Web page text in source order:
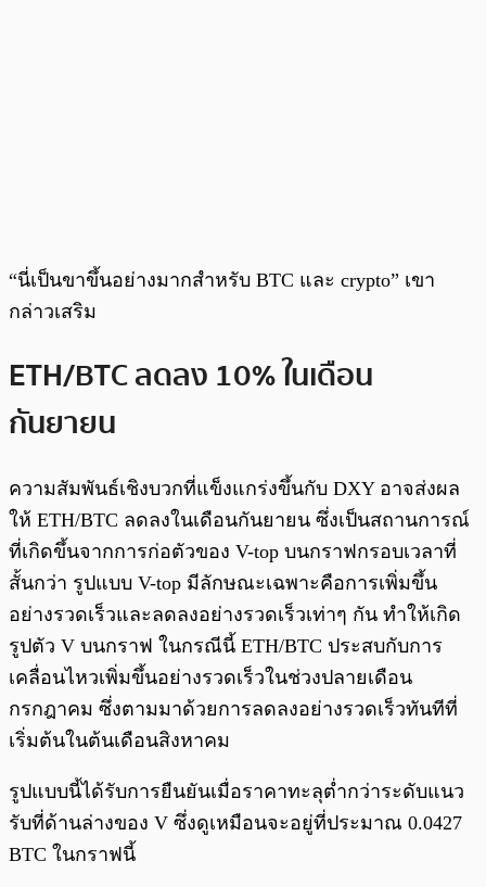
“นี่เป็นขาขึ้นอย่างมากสำหรับ BTC และ crypto” เขา
กล่าวเสริม
ETH/BTC ลดลง 10% ในเดือน
กันยายน
ความสัมพันธ์เชิงบวกที่แข็งแกร่งขึ้นกับ DXY อาจส่งผล
ให้ ETH/BTC ลดลงในเดือนกันยายน ซึ่งเป็นสถานการณ์
ที่เกิดขึ้นจากการก่อตัวของ V-top บนกราฟกรอบเวลาที่
สั้นกว่า รูปแบบ V-top มีลักษณะเฉพาะคือการเพิ่มขึ้น
อย่างรวดเร็วและลดลงอย่างรวดเร็วเท่าๆ กัน ทำให้เกิด
รูปตัว V บนกราฟ ในกรณีนี้ ETH/BTC ประสบกับการ
เคลื่อนไหวเพิ่มขึ้นอย่างรวดเร็วในช่วงปลายเดือน
กรกฎาคม ซึ่งตามมาด้วยการลดลงอย่างรวดเร็วทันทีที่
เริ่มต้นในต้นเดือนสิงหาคม
รูปแบบนี้ได้รับการยืนยันเมื่อราคาทะลุต่ำกว่าระดับแนว
รับที่ด้านล่างของ V ซึ่งดูเหมือนจะอยู่ที่ประมาณ 0.0427
BTC ในกราฟนี้